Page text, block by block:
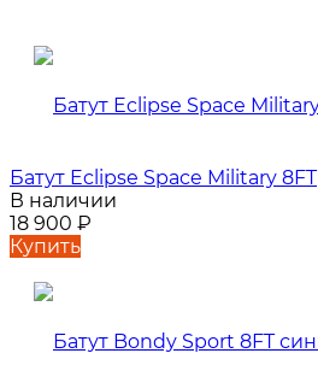
Батут Eclipse Space Military 8FT
В наличии
18 900 ₽
Купить